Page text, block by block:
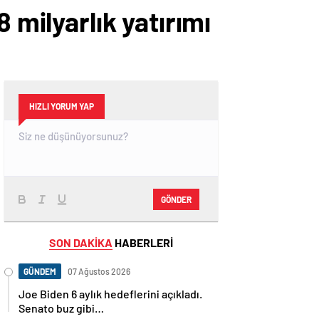
yatırımı
HIZLI YORUM YAP
GÖNDER
SON DAKİKA HABERLERİ
GÜNDEM 07 Ağustos 2026
Joe Biden 6 aylık hedeflerini açıkladı.
Senato buz gibi…